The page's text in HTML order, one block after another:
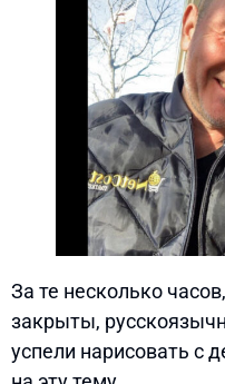
За те несколько
закрыты,
успели нарисовать с